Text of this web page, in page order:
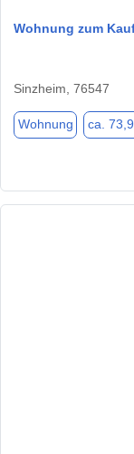
Wohnung zum
Sinzheim, 76547
Wohnung ca.